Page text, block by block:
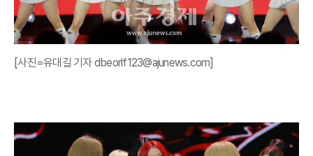
[사진=유대길 기자 dbeorlf123@ajunews.com]